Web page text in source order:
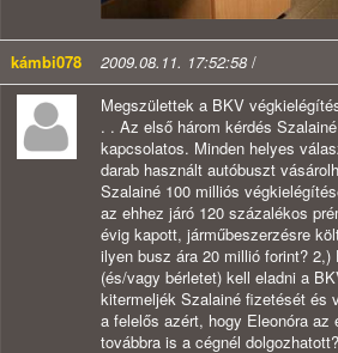
kámbi078 2009.08.11. 17:52:58 /
Megszülettek a BKV
. . Az első három kérdés
kapcsolatos. Minden helyes
darab használt autóbuszt
Szalainé 100 milliós
az ehhez járó 120 százalékos
évig kapott, járműbeszerzésre
ilyen busz ára 20 millió forint? 2,)
(és/vagy bérletet) kell eladni a
kitermeljék Szalainé fizetését és
a felelős azért, hogy Eleonóra az
továbbra is a cégnél